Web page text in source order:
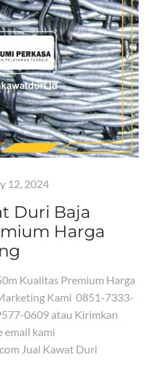
12, 2024
Duri Baja
Harga
Kualitas Premium Harga
Kami 0851-7333-
0609 atau Kirimkan
email kami
Jual Kawat Duri